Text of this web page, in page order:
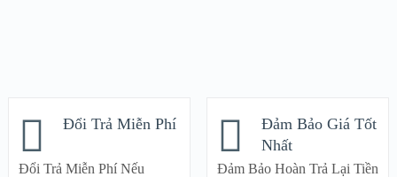
Đổi Trả Miễn Phí
Đổi Trả Miễn Phí Nếu
Đảm Bảo Giá Tốt
Nhất
Đảm Bảo Hoàn Trả Lại Tiền